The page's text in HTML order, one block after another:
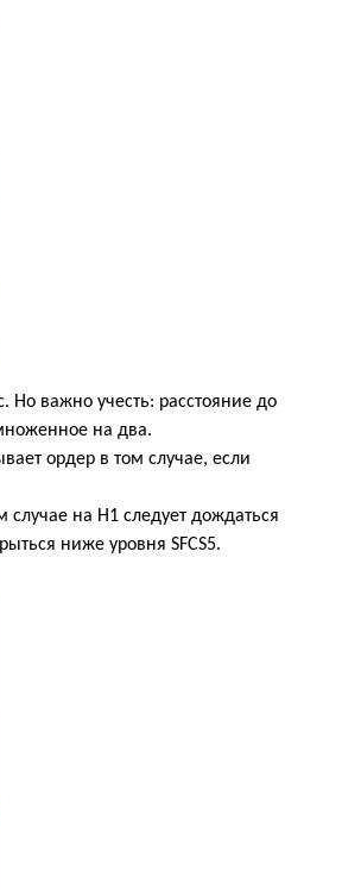
Но важно учесть: расстояние до
на два.
ордер в том случае, если
на Н1 следует дождаться
ниже уровня SFCS5.